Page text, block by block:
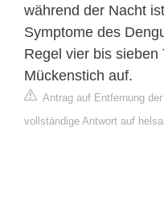
während der Nacht
Symptome des
Regel vier bis sieben
Mückenstich auf.
Antrag auf Entfernung
vollständige Antwort auf